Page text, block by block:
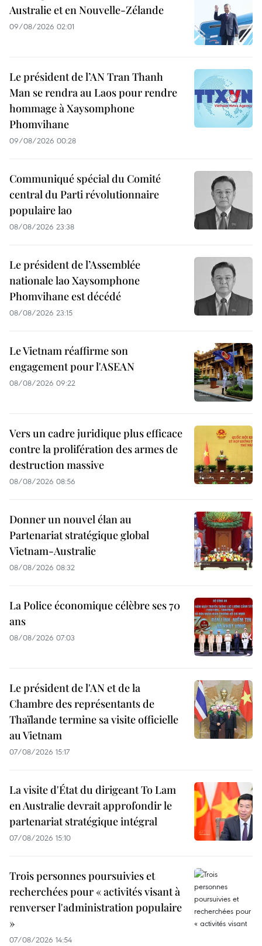
Australie et en Nouvelle-Zélande
09/08/2026 02:01
Le président de l’AN Tran Thanh
Man se rendra au Laos pour rendre
hommage à Xaysomphone
Phomvihane
09/08/2026 00:28
Communiqué spécial du Comité
central du Parti révolutionnaire
populaire lao
08/08/2026 23:38
Le président de l’Assemblée
nationale lao Xaysomphone
Phomvihane est décédé
08/08/2026 23:15
Le Vietnam réaffirme son
engagement pour l'ASEAN
08/08/2026 09:22
Vers un cadre juridique plus efficace
contre la prolifération des armes de
destruction massive
08/08/2026 08:56
Donner un nouvel élan au
Partenariat stratégique global
Vietnam-Australie
08/08/2026 08:32
La Police économique célèbre ses 70
ans
08/08/2026 07:03
Le président de l'AN et de la
Chambre des représentants de
Thaïlande termine sa visite officielle
au Vietnam
07/08/2026 15:17
La visite d'État du dirigeant To Lam
en Australie devrait approfondir le
partenariat stratégique intégral
07/08/2026 15:10
Trois personnes poursuivies et
recherchées pour « activités visant à
renverser l'administration populaire
»
07/08/2026 14:54